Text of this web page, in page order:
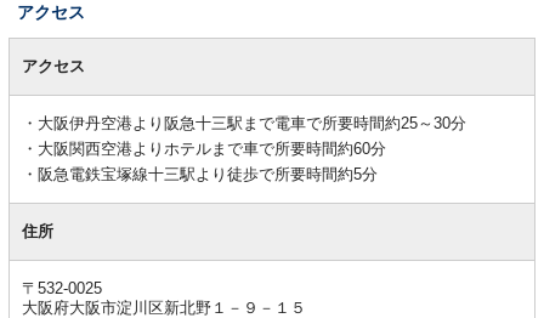
アクセス
アクセス
大阪伊丹空港より阪急十三駅まで電車で所要時間約25～30分
大阪関西空港よりホテルまで車で所要時間約60分
阪急電鉄宝塚線十三駅より徒歩で所要時間約5分
住所
〒532-0025
大阪府大阪市淀川区新北野１－９－１５